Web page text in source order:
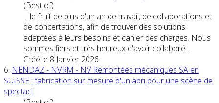
(Best of)
... le fruit de plus d'un an de travail, de collaborations et
de concertations, afin de trouver des solutions
adaptées à leurs besoins et cahier des charges. Nous
sommes fiers et très heureux d'avoir collaboré ...
Créé le 8 Janvier 2026
6. NENDAZ - NVRM - NV Remontées mécaniques SA en
SUISSE : fabrication sur mesure d'un abri pour une scène de
spectacl